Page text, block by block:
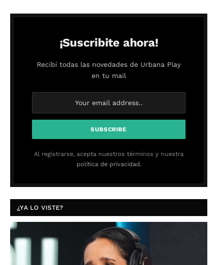
¡Suscribite ahora!
Recibí todas las novedades de Urbana Play
en tu mail
Al registrarse, acepta nuestros términos y nuestra
política de privacidad.
¿YA LO VISTE?